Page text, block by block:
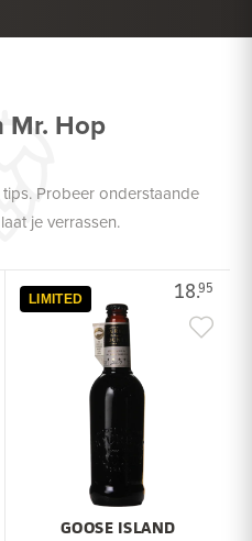
Mr. Hop
Probeer onderstaande
je verrassen.
18.95
LIMITED
GOOSE ISLAND